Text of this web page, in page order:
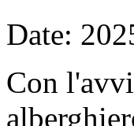
Date:
Con